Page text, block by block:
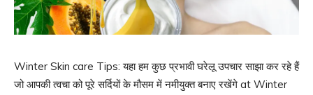
Winter Skin care Tips: यहा हम कुछ प्रभावी घरेलू उपचार साझा कर रहे हैं
जो आपकी त्वचा को पूरे सर्दियों के मौसम में नमीयुक्त बनाए रखेंगे at Winter